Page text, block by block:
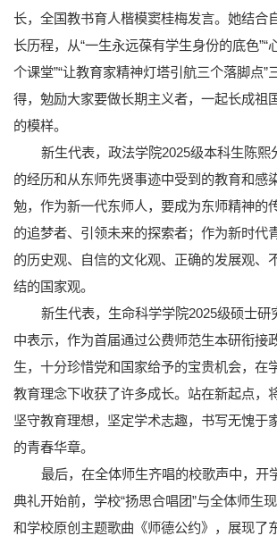
长，全国教书育人楷模窦桂梅发言。她结合
长历程，从“一生永远葆有学生身份的底色”“
个课堂”“让教育家精神灯塔引航三个落脚点”
得，勉励大家要做长期主义者，一起长成祖
的模样。
新生代表，政法学院2025级本科生陈熙
的经历和从东师先贤事迹中受到的教育和感
勉，作为新一代东师人，要成为东师精神的
的追梦者、引领未来的探索者；作为新时代
的历史观、自信的文化观、正确的发展观、
结的国家观。
新生代表，生命科学学院2025级硕士研
中表示，作为首届通过公费师范生本研衔接
生，十分珍惜党和国家给予的宝贵机会，在
教育理念下收获了许多成长。站在新起点，
坚守教育理想，坚定学术志趣，书写无愧于
的青春华章。
最后，在全体师生齐唱的校歌声中，开
典礼开始前，学校“扬思合唱团”与全体师生
和学校原创主题歌曲《师德公约》，展现了